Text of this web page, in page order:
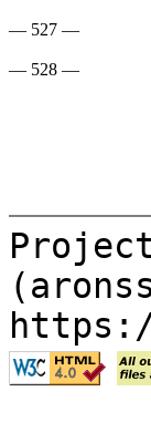
— 527 —